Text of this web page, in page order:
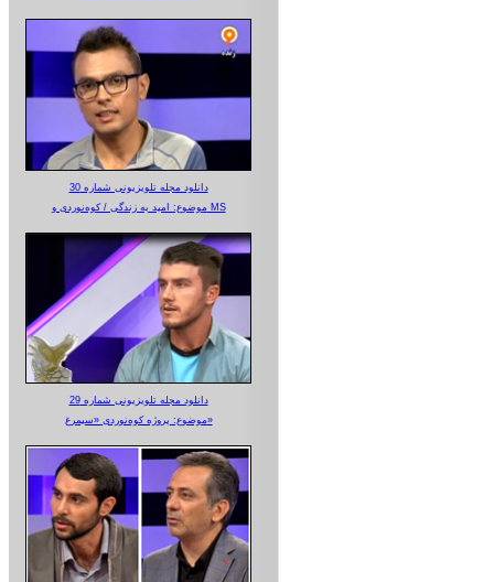
دانلود مجله تلویزیونی شماره 30
موضوع: امید به زندگی / کوه‌نوردی و MS
دانلود مجله تلویزیونی شماره 29
موضوع: پروژه کوه‌نوردی «سیمرغ»